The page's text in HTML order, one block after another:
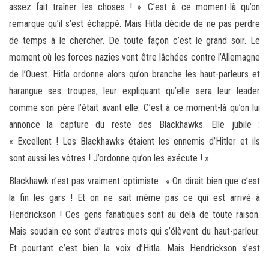
assez fait traîner les choses ! ». C’est à ce moment-là qu’on
remarque qu’il s’est échappé. Mais Hitla décide de ne pas perdre
de temps à le chercher. De toute façon c’est le grand soir. Le
moment où les forces nazies vont être lâchées contre l’Allemagne
de l’Ouest. Hitla ordonne alors qu’on branche les haut-parleurs et
harangue ses troupes, leur expliquant qu’elle sera leur leader
comme son père l’était avant elle. C’est à ce moment-là qu’on lui
annonce la capture du reste des Blackhawks. Elle jubile :
« Excellent ! Les Blackhawks étaient les ennemis d’Hitler et ils
sont aussi les vôtres ! J’ordonne qu’on les exécute ! ».
Blackhawk n’est pas vraiment optimiste : « On dirait bien que c’est
la fin les gars ! Et on ne sait même pas ce qui est arrivé à
Hendrickson ! Ces gens fanatiques sont au delà de toute raison.
Mais soudain ce sont d’autres mots qui s’élèvent du haut-parleur.
Et pourtant c’est bien la voix d’Hitla. Mais Hendrickson s’est